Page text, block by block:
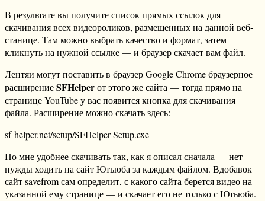
В результате вы получите список прямых ссылок для
скачивания всех видеороликов, размещенных на данной веб-
станице. Там можно выбрать качество и формат, затем
кликнуть на нужной ссылке — и браузер скачает вам файл.
Лентяи могут поставить в браузер Google Chrome браузерное
расширениеSFHelperот этого же сайта — тогда прямо на
странице YouTube у вас появится кнопка для скачивания
файла. Расширение можно скачать здесь:
sf-helper.net/setup/SFHelper-Setup.exe
Но мне удобнее скачивать так, как я описал сначала — нет
нужды ходить на сайт Ютьюба за каждым файлом. Вдобавок
сайт savefrom сам определит, с какого сайта берется видео на
указанной ему странице — и скачает его не только с Ютьюба.